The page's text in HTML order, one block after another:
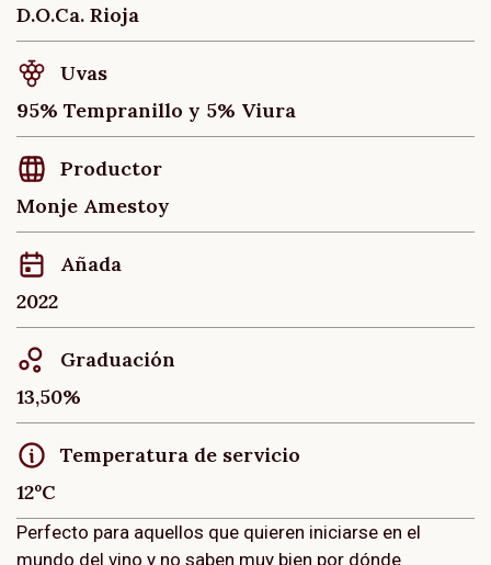
D.O.Ca. Rioja
Uvas
95% Tempranillo y 5% Viura
Productor
Monje Amestoy
Añada
2022
Graduación
13,50%
Temperatura de servicio
12ºC
Perfecto para aquellos que quieren iniciarse en el
mundo del vino y no saben muy bien por dónde